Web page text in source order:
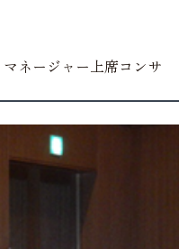
ネージャー上席コンサ